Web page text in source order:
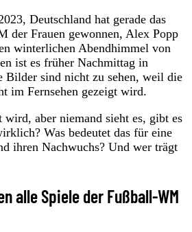
Deutschland hat gerade das
der Frauen gewonnen, Alex Popp
winterlichen Abendhimmel von
ist es früher Nachmittag in
Bilder sind nicht zu sehen, weil die
im Fernsehen gezeigt wird.
wird, aber niemand sieht es, gibt es
Was bedeutet das für eine
ihren Nachwuchs? Und wer trägt
alle Spiele der Fußball-WM